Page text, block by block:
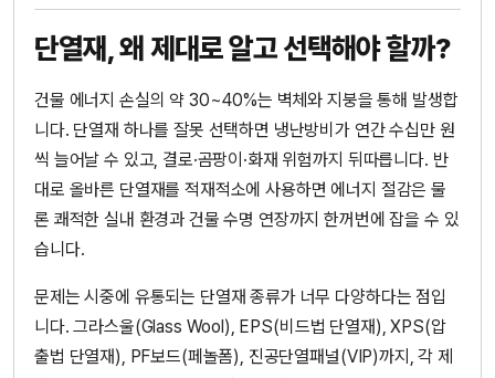
단열재, 왜 제대로 알고 선택해야 할까?
건물 에너지 손실의 약 30~40%는 벽체와 지붕을 통해 발생합
니다. 단열재 하나를 잘못 선택하면 냉난방비가 연간 수십만 원
씩 늘어날 수 있고, 결로·곰팡이·화재 위험까지 뒤따릅니다. 반
대로 올바른 단열재를 적재적소에 사용하면 에너지 절감은 물
론 쾌적한 실내 환경과 건물 수명 연장까지 한꺼번에 잡을 수 있
습니다.
문제는 시중에 유통되는 단열재 종류가 너무 다양하다는 점입
니다. 그라스울(Glass Wool), EPS(비드법 단열재), XPS(압
출법 단열재), PF보드(페놀폼), 진공단열패널(VIP)까지, 각 제